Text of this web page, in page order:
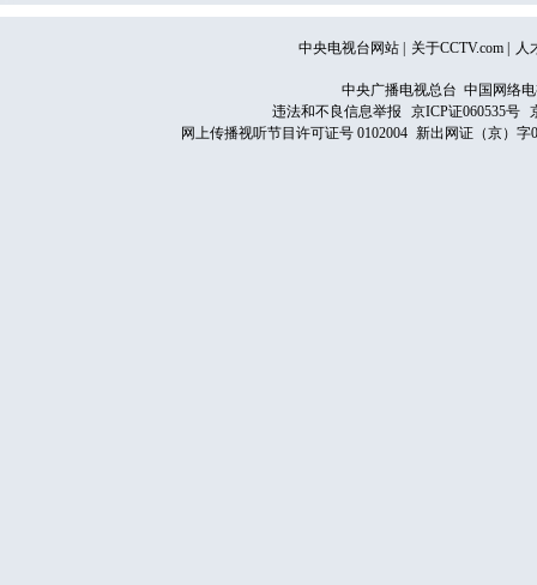
中央电视台网站 关于CCTV.com 人
中央广播电视总台 中国网络
违法和不良信息举报
京ICP证060535号
网上传播视听节目许可证号 0102004 新出网证（京）